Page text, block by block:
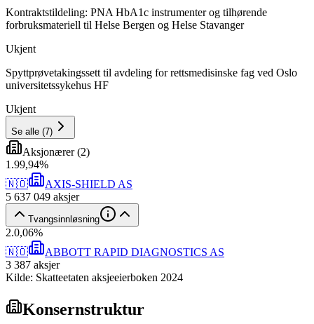
Kontraktstildeling: PNA HbA1c instrumenter og tilhørende
forbruksmateriell til Helse Bergen og Helse Stavanger
Ukjent
Spyttprøvetakingssett til avdeling for rettsmedisinske fag ved Oslo
universitetssykehus HF
Ukjent
Se alle (7)
Aksjonærer(2)
1 .99,94%
🇳🇴
AXIS-SHIELD AS
5 637 049 aksjer
Tvangsinnløsning
2.0,06%
🇳🇴
ABBOTT RAPID DIAGNOSTICS AS
3 387 aksjer
Kilde: Skatteetaten aksjeeierboken 2024
Konsernstruktur